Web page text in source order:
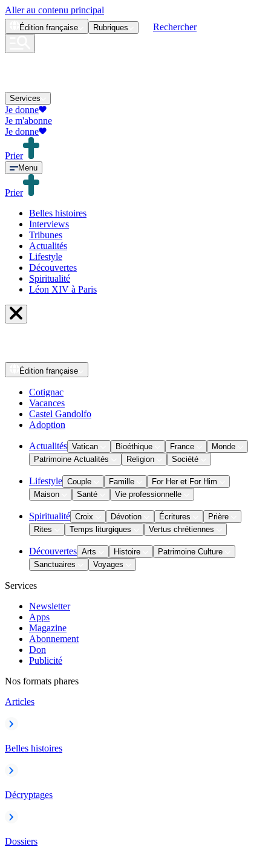
Aller au contenu principal
Édition française Rubriques Rechercher
Services
Je donne
Je m'abonne
Je donne
Prier
Menu
Prier
Belles histoires
Interviews
Tribunes
Actualités
Lifestyle
Découvertes
Spiritualité
Léon XIV à Paris
Édition française
Cotignac
Vacances
Castel Gandolfo
Adoption
Actualités Vatican Bioéthique France
Monde
Patrimoine Actualités
Religion Société
Lifestyle Couple Famille
For Her et For Him
Maison
Santé Vie professionnelle
Spiritualité Croix Dévotion Écritures
Prière
Rites
Temps liturgiques Vertus chrétiennes
Découvertes Arts Histoire
Patrimoine Culture
Sanctuaires
Voyages
Services
Newsletter
Apps
Magazine
Abonnement
Don
Publicité
Nos formats phares
Articles
Belles histoires
Décryptages
Dossiers